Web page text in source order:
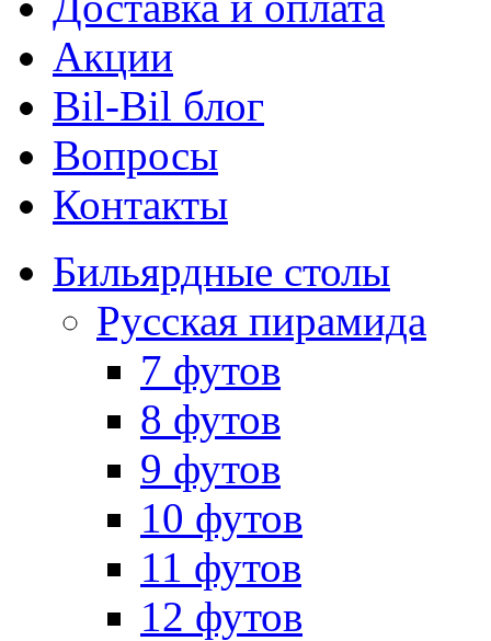
Акции
Bil-Bil блог
Вопросы
Контакты
Бильярдные столы
Русская пирамида
7 футов
8 футов
9 футов
10 футов
11 футов
12 футов